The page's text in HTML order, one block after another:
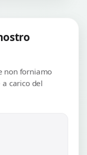
non forniamo
carico del